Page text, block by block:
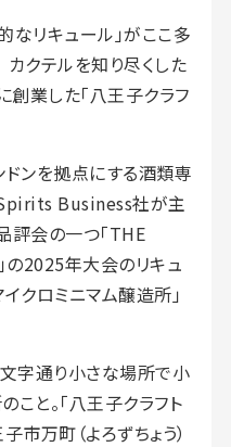
なリキュール」がここ多
クテルを知り尽くした
業した「八王子クラフ
ドンを拠点にする酒類専
Business社が主
評会の一つ「THE
の2025年大会のリキュ
クロミニマム醸造所」
文字通り小さな場所で小
と。「八王子クラフト
市万町（よろずちょう）